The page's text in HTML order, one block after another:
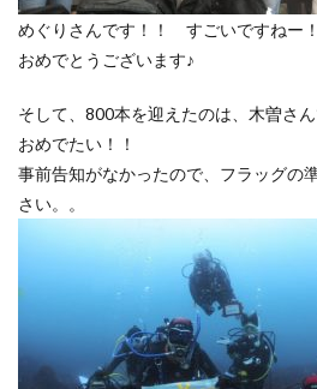
めぐりさんです！！ すごいですねー！
おめでとうございます♪
そして、800本を迎えたのは、木曽さ
おめでたい！！
事前告知がなかったので、フラッグの
さい。。